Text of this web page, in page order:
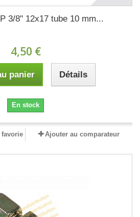
3/8" 12x17 tube 10 mm...
4,50 €
panier Détails
En stock
Ajouter au comparateur